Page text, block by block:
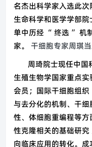
名杰出科学家入选此
生命科学和医学学部
单中历经 “ 终选 ” 机
家。
干细胞专家周琪
周琦院士现任中国
生殖生物学国家重点
会员；国际干细胞组织
与去分化的机制、干
性、体细胞重编程等
性克隆相关的基础研
向临床应用的转化。